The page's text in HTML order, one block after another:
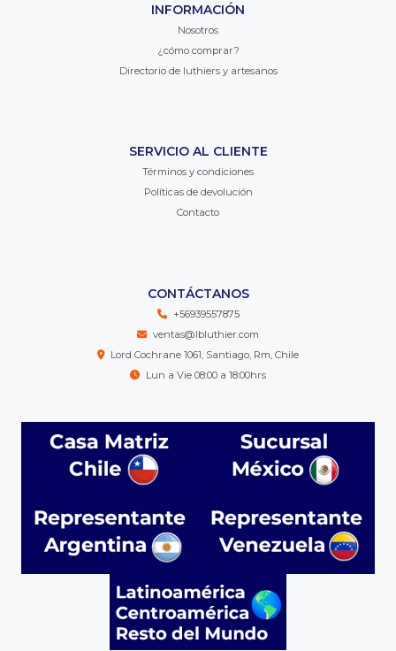
INFORMACIÓN
Nosotros
¿cómo comprar?
Directorio de luthiers y artesanos
SERVICIO AL CLIENTE
Términos y condiciones
Políticas de devolución
Contacto
CONTÁCTANOS
+56939557875
ventas@lbluthier.com
Lord Cochrane 1061, Santiago, Rm, Chile
Lun a Vie 08:00 a 18:00hrs